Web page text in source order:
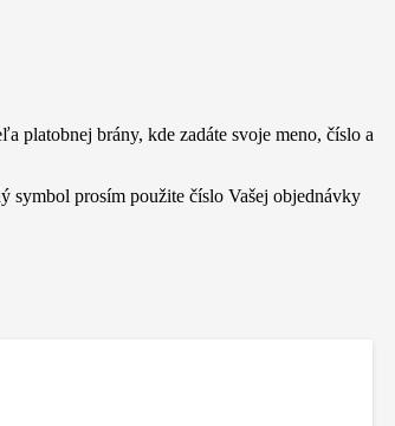
platobnej brány, kde zadáte svoje meno, číslo a
symbol prosím použite číslo Vašej objednávky